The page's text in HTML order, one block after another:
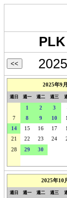
2025年9月
週日 週一 週二 週三
1 2 3
7
8 9 10
14
15 16 17
21
22 23 24
28
29 30
2025年10
週日 週一 週二 週三